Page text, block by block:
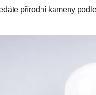
přírodní kameny